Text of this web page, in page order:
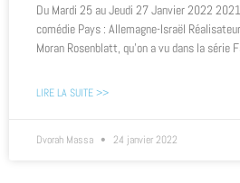
Du Mardi 25 au Jeudi 27 Janvier 2022
comédie Pays : Allemagne-Israël
Moran Rosenblatt, qu’on a vu dans la série
LIRE LA SUITE >>
Dvorah Massa 24 janvier 2022